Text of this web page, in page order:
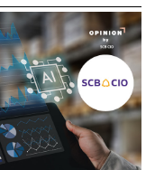
าคต Gen Beta จะ
ามแตกต่างและโอบ
ติ สัญชาติ สีผิว เพศ
นี้มีความตระหนัก
ามเสมอภาคและ